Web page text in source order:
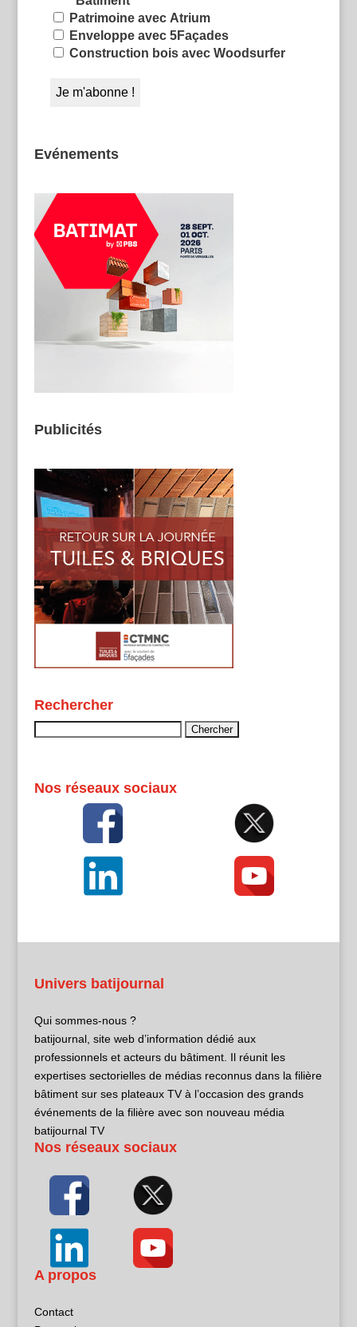
Patrimoine avec Atrium
Enveloppe avec 5Façades
Construction bois avec Woodsurfer
Evénements
Publicités
Rechercher
Nos réseaux sociaux
Univers batijournal
Qui sommes-nous ?
batijournal, site web d’information dédié aux
professionnels et acteurs du bâtiment. Il réunit les
expertises sectorielles de médias reconnus dans la filière
bâtiment sur ses plateaux TV à l’occasion des grands
événements de la filière avec son nouveau média
batijournal TV
Nos réseaux sociaux
A propos
Contact